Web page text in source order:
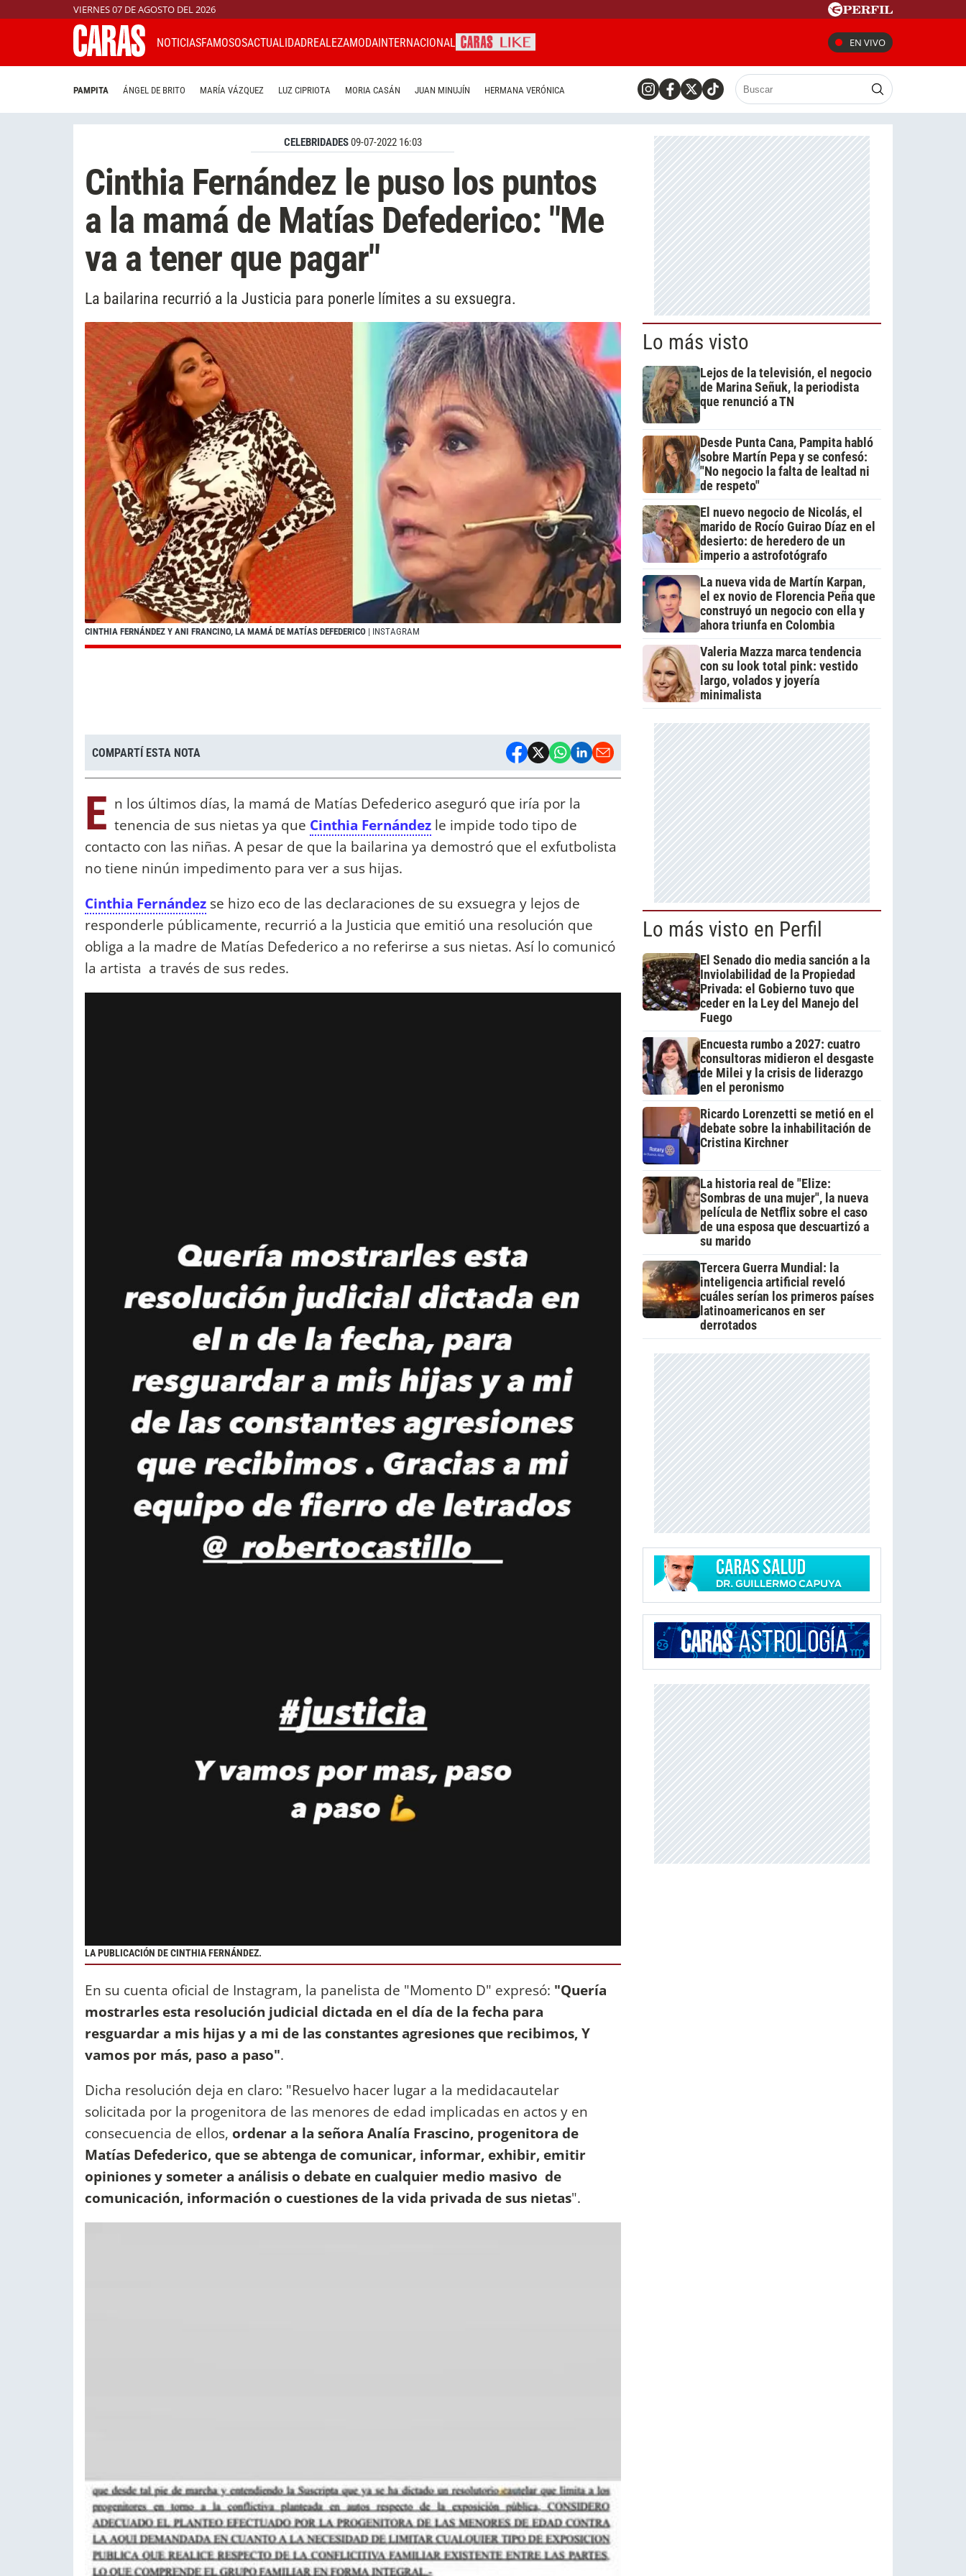
VIERNES 07 DE AGOSTO DEL 2026
NOTICIASFAMOSOSACTUALIDADREALEZAMODAINTERNACIONAL EN VIVO
PAMPITA ÁNGEL DE BRITO MARÍA VÁZQUEZ LUZ CIPRIOTA MORIA CASÁN JUAN MINUJÍN HERMANA VERÓNICA
CELEBRIDADES09-07-2022 16:03
Cinthia Fernández le puso los puntos
a la mamá de Matías Defederico: "Me
va a tener que pagar"
La bailarina recurrió a la Justicia para ponerle límites a su exsuegra.
CINTHIA FERNÁNDEZ Y ANI FRANCINO, LA MAMÁ DE MATÍAS DEFEDERICO | INSTAGRAM
COMPARTÍ ESTA NOTA
E n los últimos días, la mamá de Matías Defederico aseguró que iría por la
tenencia de sus nietas ya que Cinthia Fernández le impide todo tipo de
contacto con las niñas. A pesar de que la bailarina ya demostró que el exfutbolista
no tiene ninún impedimento para ver a sus hijas.
Cinthia Fernández se hizo eco de las declaraciones de su exsuegra y lejos de
responderle públicamente, recurrió a la Justicia que emitió una resolución que
obliga a la madre de Matías Defederico a no referirse a sus nietas. Así lo comunicó
la artista a través de sus redes.
LA PUBLICACIÓN DE CINTHIA FERNÁNDEZ.
En su cuenta oficial de Instagram, la panelista de "Momento D" expresó: "Quería
mostrarles esta resolución judicial dictada en el día de la fecha para
resguardar a mis hijas y a mi de las constantes agresiones que recibimos, Y
vamos por más, paso a paso".
Dicha resolución deja en claro: "Resuelvo hacer lugar a la medidacautelar
solicitada por la progenitora de las menores de edad implicadas en actos y en
consecuencia de ellos, ordenar a la señora Analía Frascino, progenitora de
Matías Defederico, que se abtenga de comunicar, informar, exhibir, emitir
opiniones y someter a análisis o debate en cualquier medio masivo de
comunicación, información o cuestiones de la vida privada de sus nietas".
Lo más visto
Lejos de la televisión, el negocio
de Marina Señuk, la periodista
que renunció a TN
Desde Punta Cana, Pampita habló
sobre Martín Pepa y se confesó:
"No negocio la falta de lealtad ni
de respeto"
El nuevo negocio de Nicolás, el
marido de Rocío Guirao Díaz en el
desierto: de heredero de un
imperio a astrofotógrafo
La nueva vida de Martín Karpan,
el ex novio de Florencia Peña que
construyó un negocio con ella y
ahora triunfa en Colombia
Valeria Mazza marca tendencia
con su look total pink: vestido
largo, volados y joyería
minimalista
Lo más visto en Perfil
El Senado dio media sanción a la
Inviolabilidad de la Propiedad
Privada: el Gobierno tuvo que
ceder en la Ley del Manejo del
Fuego
Encuesta rumbo a 2027: cuatro
consultoras midieron el desgaste
de Milei y la crisis de liderazgo
en el peronismo
Ricardo Lorenzetti se metió en el
debate sobre la inhabilitación de
Cristina Kirchner
La historia real de "Elize:
Sombras de una mujer", la nueva
película de Netflix sobre el caso
de una esposa que descuartizó a
su marido
Tercera Guerra Mundial: la
inteligencia artificial reveló
cuáles serían los primeros países
latinoamericanos en ser
derrotados